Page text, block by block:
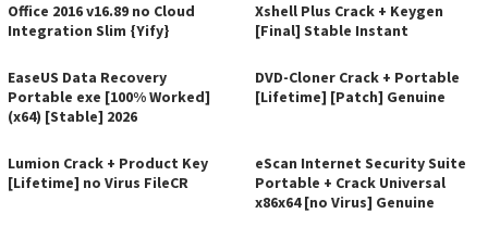
Office 2016 v16.89 no Cloud
Integration Slim {Yify}
Xshell Plus Crack + Keygen
[Final] Stable Instant
EaseUS Data Recovery
Portable exe [100% Worked]
(x64) [Stable] 2026
DVD-Cloner Crack + Portable
[Lifetime] [Patch] Genuine
Lumion Crack + Product Key
[Lifetime] no Virus FileCR
eScan Internet Security Suite
Portable + Crack Universal
x86x64 [no Virus] Genuine